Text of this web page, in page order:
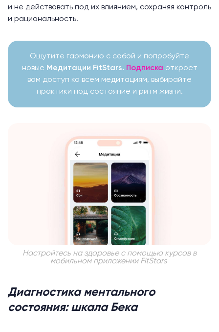
и не действовать под их влиянием, сохраняя контроль
и рациональность.
Ощутите гармонию с собой и попробуйте
новые Медитации FitStars. Подписка откроет
вам доступ ко всем медитациям, выбирайте
практики под состояние и ритм жизни.
Настройтесь на здоровье с помощью курсов в
мобильном приложении FitStars
Диагностика ментального
состояния: шкала Бека